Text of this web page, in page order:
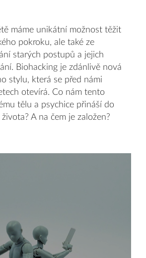
máme unikátní možnost těžit
pokroku, ale také ze
starých postupů a jejich
Biohacking je zdánlivě nová
stylu, která se před námi
otevírá. Co nám tento
tělu a psychice přináší do
A na čem je založen?